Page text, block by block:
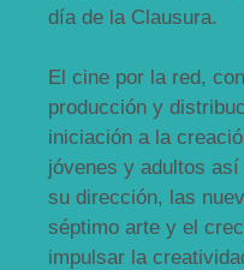
día de la Clausura.
El cine por la red,
producción y
iniciación a la
jóvenes y adultos
su dirección, las
séptimo arte y el
impulsar la